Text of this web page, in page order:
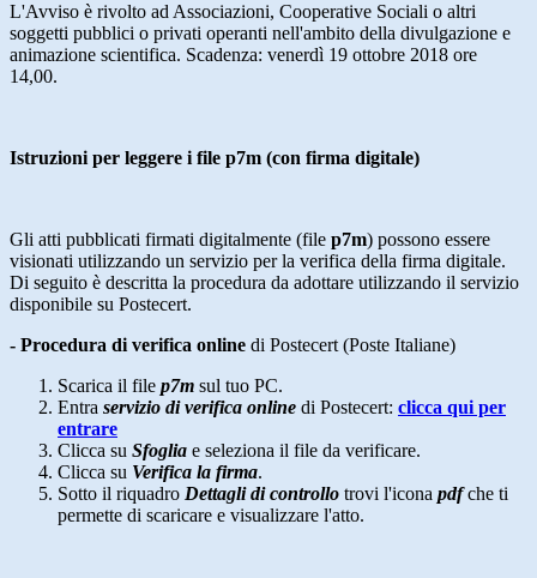
L'Avviso è rivolto ad Associazioni, Cooperative Sociali o altri
soggetti pubblici o privati operanti nell'ambito della divulgazione e
animazione scientifica. Scadenza: venerdì 19 ottobre 2018 ore
14,00.
Istruzioni per leggere i file p7m (con firma digitale)
Gli atti pubblicati firmati digitalmente (file p7m) possono essere
visionati utilizzando un servizio per la verifica della firma digitale.
Di seguito è descritta la procedura da adottare utilizzando il servizio
disponibile su Postecert.
- Procedura di verifica online di Postecert (Poste Italiane)
Scarica il file p7m sul tuo PC.
Entra servizio di verifica online di Postecert: clicca qui per
entrare
Clicca su Sfoglia e seleziona il file da verificare.
Clicca su Verifica la firma.
Sotto il riquadro Dettagli di controllo trovi l'icona pdf che ti
permette di scaricare e visualizzare l'atto.